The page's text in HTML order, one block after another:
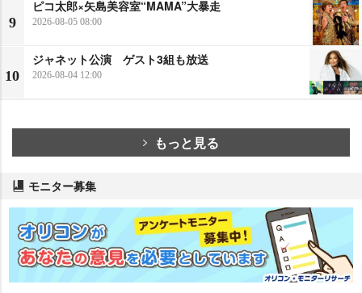
9
ピコ太郎×矢島美容室“MAMA”大暴走
2026-08-05 08:00
10
ジャネット公演 ゲスト3組も放送
2026-08-04 12:00
もっと見る
モニター募集